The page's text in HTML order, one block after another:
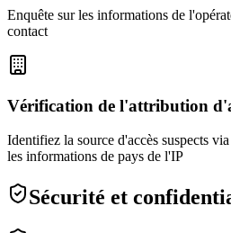
Enquête sur les informations de
contact
Vérification de l'attribution
Identifiez la source d'accès suspects
les informations de pays de l'IP
Sécurité et